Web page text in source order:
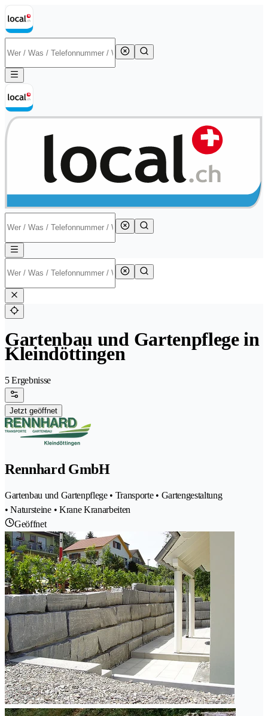
Gartenbau und Gartenpflege in
Kleindöttingen
5 Ergebnisse
Jetzt geöffnet
Rennhard GmbH
Gartenbau und Gartenpflege • Transporte • Gartengestaltung
• Natursteine • Krane Kranarbeiten
Geöffnet